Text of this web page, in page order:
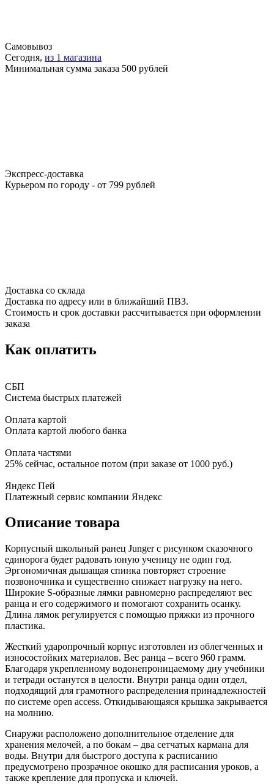
Самовывоз
Сегодня, из 1 магазина
Минимальная сумма заказа 500 рублей
Экспресс-доставка
Курьером по городу - от 799 рублей
Доставка со склада
Доставка по адресу или в ближайший ПВЗ.
Стоимость и срок доставки рассчитывается при оформлении
заказа
Как оплатить
СБП
Система быстрых платежей
Оплата картой
Оплата картой любого банка
Оплата частями
25% сейчас, остальное потом (при заказе от 1000 руб.)
Яндекс Пей
Платежный сервис компании Яндекс
Описание товара
Корпусный школьный ранец Junger с рисунком сказочного
единорога будет радовать юную ученицу не один год.
Эргономичная дышащая спинка повторяет строение
позвоночника и существенно снижает нагрузку на него.
Широкие S-образные лямки равномерно распределяют вес
ранца и его содержимого и помогают сохранить осанку.
Длина лямок регулируется с помощью пряжки из прочного
пластика.
Жесткий ударопрочный корпус изготовлен из облегченных и
износостойких материалов. Вес ранца – всего 960 грамм.
Благодаря укрепленному водонепроницаемому дну учебники
и тетради останутся в целости. Внутри ранца один отдел,
подходящий для грамотного распределения принадлежностей
по системе open access. Откидывающаяся крышка закрывается
на молнию.
Снаружи расположено дополнительное отделение для
хранения мелочей, а по бокам – два сетчатых кармана для
воды. Внутри для быстрого доступа к расписанию
предусмотрено прозрачное окошко для расписания уроков, а
также крепление для пропуска и ключей.